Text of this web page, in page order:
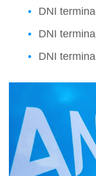
DNI
DNI
DNI